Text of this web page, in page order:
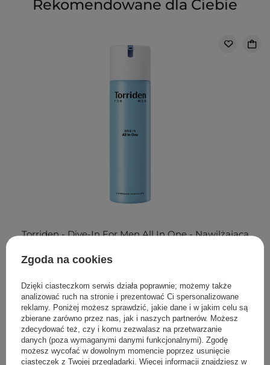
Rekomendowane dla Ciebie
Torriden - Dive-In For Men All In One - Nawilżająca
Good Molecules to amerykańska marka kosmetyczna
cieszy się dużą popularnością nie tylko za oceanem, ale
również w Europie. Toprodukty tworzone z myślą o
Zgoda na cookies
Dzięki ciasteczkom serwis działa poprawnie; możemy także
analizować ruch na stronie i prezentować Ci spersonalizowane
reklamy. Poniżej możesz sprawdzić, jakie dane i w jakim celu są
zbierane zarówno przez nas, jak i naszych partnerów. Możesz
zdecydować też, czy i komu zezwalasz na przetwarzanie
danych (poza wymaganymi danymi funkcjonalnymi). Zgodę
możesz wycofać w dowolnym momencie poprzez usunięcie
ciasteczek z Twojej przeglądarki. Więcej informacji znajdziesz w